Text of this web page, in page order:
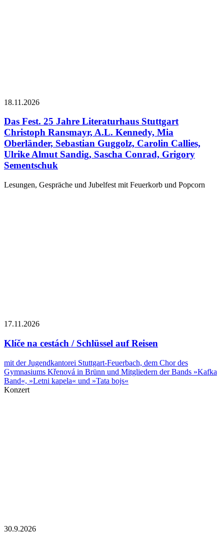
18.11.2026
Das Fest. 25 Jahre Literaturhaus Stuttgart
Christoph Ransmayr, A.L. Kennedy, Mia
Oberländer, Sebastian Guggolz, Carolin Callies,
Ulrike Almut Sandig, Sascha Conrad, Grigory
Sementschuk
Lesungen, Gespräche und Jubelfest mit Feuerkorb und Popcorn
17.11.2026
Klíče na cestách / Schlüssel auf Reisen
mit der Jugendkantorei Stuttgart-Feuerbach, dem Chor des
Gymnasiums Křenová in Brünn und Mitgliedern der Bands »Kafka
Band«, »Letni kapela« und »Tata bojs«
Konzert
30.9.2026